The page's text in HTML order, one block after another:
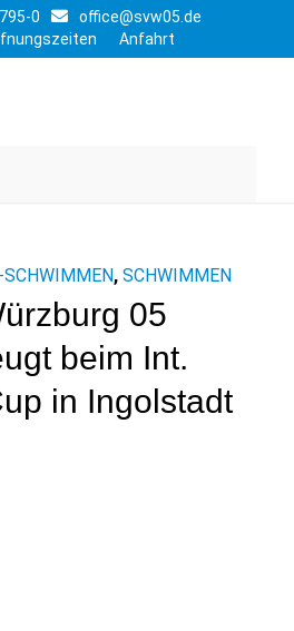
0
office@svw05.de
Anfahrt
,SCHWIMMEN
05
beim Int.
in Ingolstadt